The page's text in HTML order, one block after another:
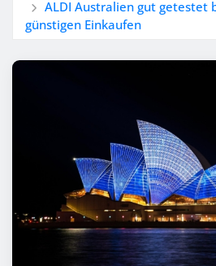
ALDI Australien gut getestet
günstigen Einkaufen